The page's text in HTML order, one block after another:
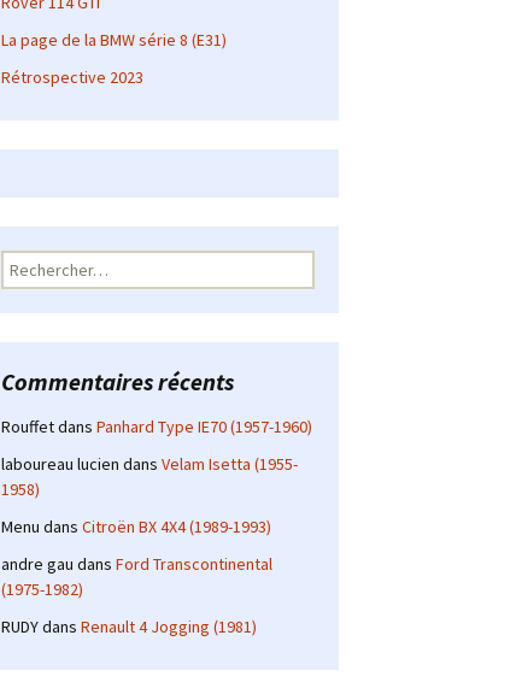
La page de la BMW série 8 (E31)
Rétrospective 2023
Rechercher :
Commentaires récents
Rouffetdans Panhard Type IE70 (1957-1960)
laboureau lucien dans Velam Isetta (1955-
1958)
Menu dans Citroën BX 4X4 (1989-1993)
andre gau dans Ford Transcontinental
(1975-1982)
RUDYdans Renault 4 Jogging (1981)